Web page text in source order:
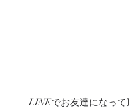
LINEでお友達になっ